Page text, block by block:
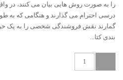
را به صورت روش هایی بیان می کنند، در
درسی احترام می گذارند و هنگامی که به
گمارند نقش فروشندگی شخصی را به یک
بندی کتا...